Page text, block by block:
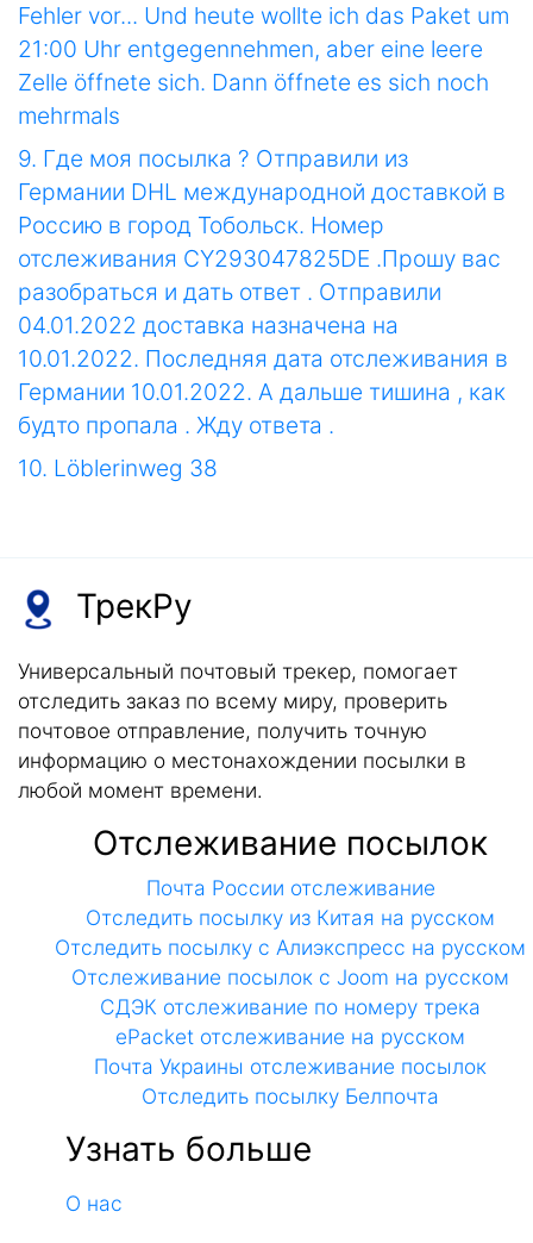
Fehler vor... Und heute wollte ich das Paket um
21:00 Uhr entgegennehmen, aber eine leere
Zelle öffnete sich. Dann öffnete es sich noch
mehrmals
9. Где моя посылка ? Отправили из
Германии DHL международной доставкой в
Россию в город Тобольск. Номер
отслеживания CY293047825DE .Прошу вас
разобраться и дать ответ . Отправили
04.01.2022 доставка назначена на
10.01.2022. Последняя дата отслеживания в
Германии 10.01.2022. А дальше тишина , как
будто пропала . Жду ответа .
10. Löblerinweg 38
ТрекРу
Универсальный почтовый трекер, помогает
отследить заказ по всему миру, проверить
почтовое отправление, получить точную
информацию о местонахождении посылки в
любой момент времени.
Отслеживание посылок
Почта России отслеживание
Отследить посылку из Китая на русском
Отследить посылку с Алиэкспресс на русском
Отслеживание посылок с Joom на русском
СДЭК отслеживание по номеру трека
ePacket отслеживание на русском
Почта Украины отслеживание посылок
Отследить посылку Белпочта
Узнать больше
О нас